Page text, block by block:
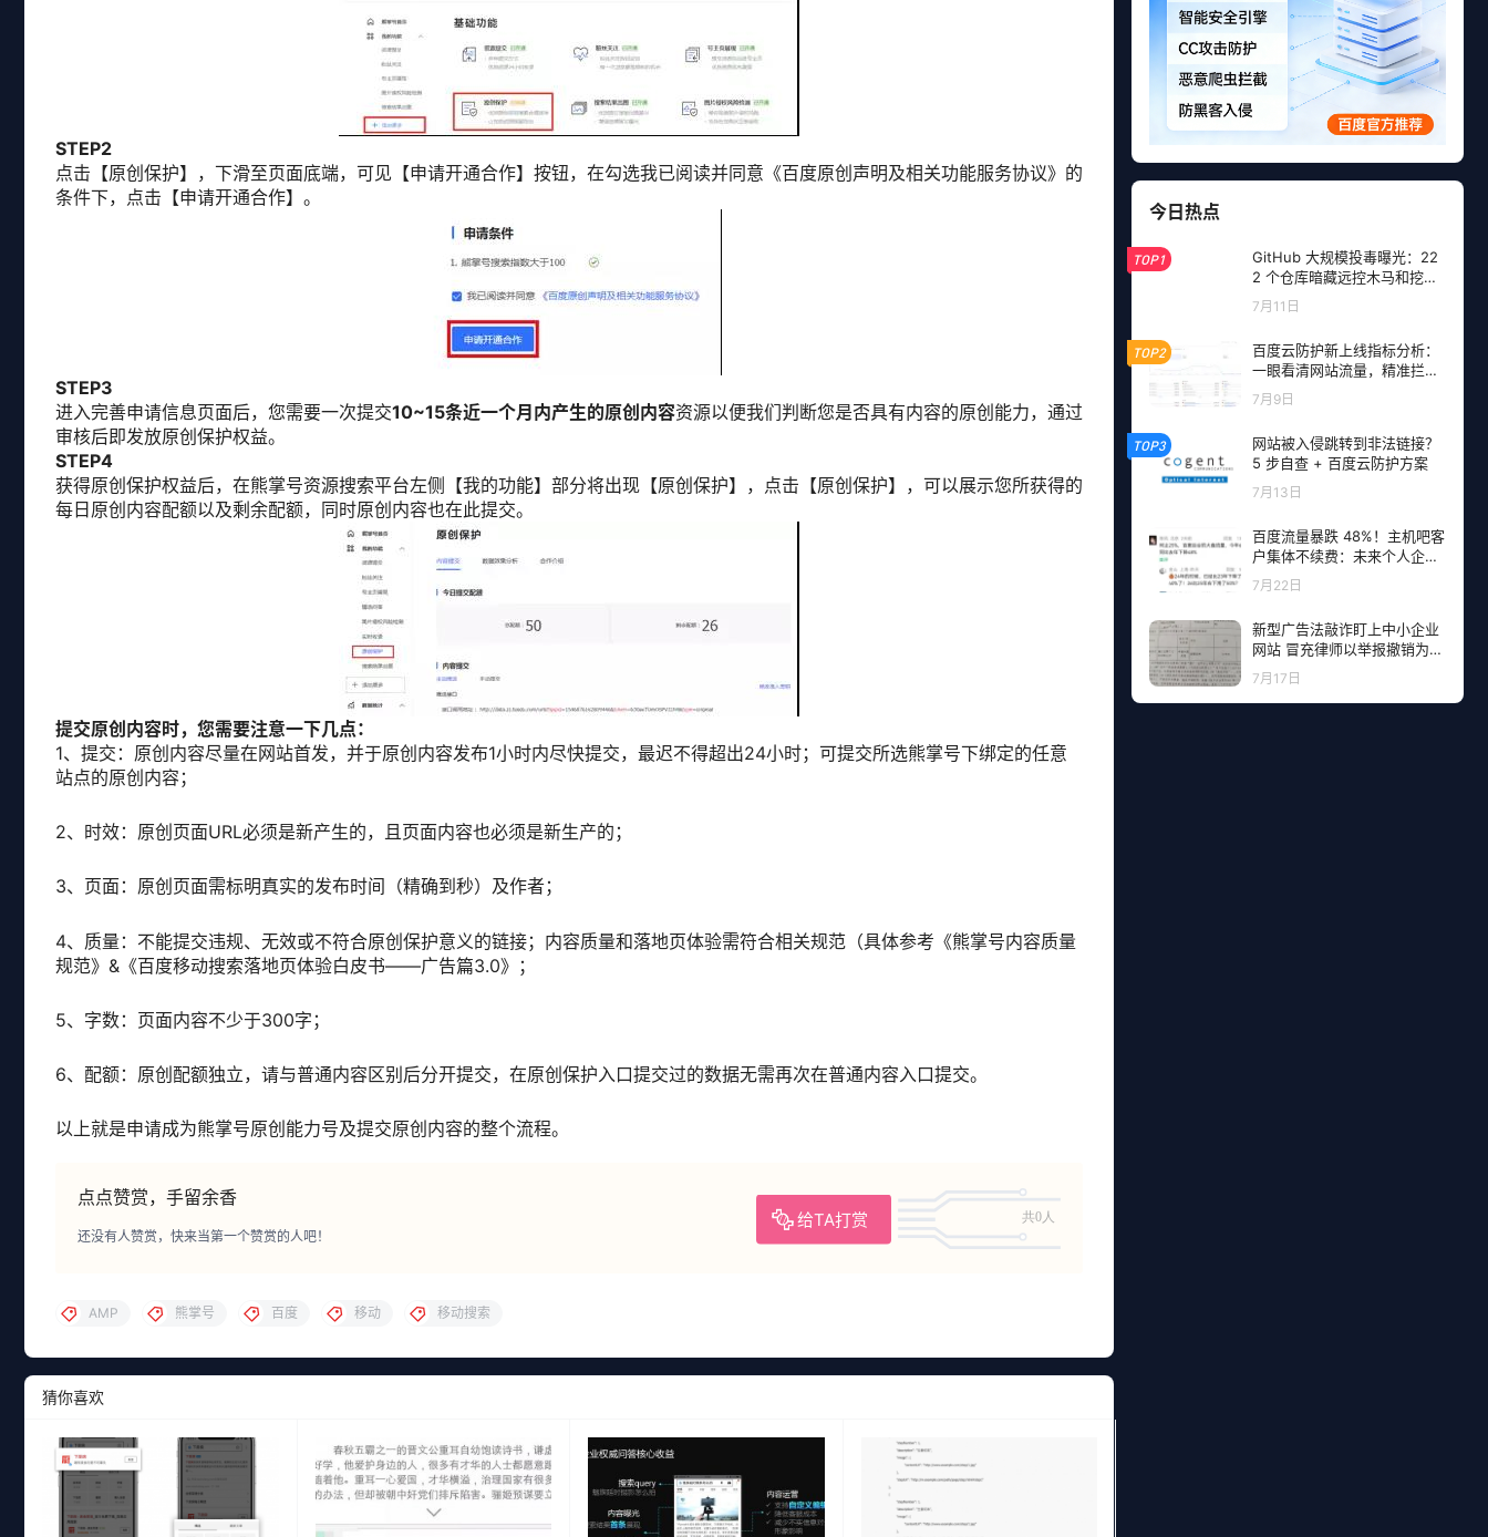
STEP2
点击【原创保护】，下滑至页面底端，可见【申请开通合作】按钮，在勾选我已阅读并同意《百度原创声明及相关功能服务协议》的
条件下，点击【申请开通合作】。
STEP3
进入完善申请信息页面后，您需要一次提交10~15条近一个月内产生的原创内容资源以便我们判断您是否具有内容的原创能力，通过
审核后即发放原创保护权益。
STEP4
获得原创保护权益后，在熊掌号资源搜索平台左侧【我的功能】部分将出现【原创保护】，点击【原创保护】，可以展示您所获得的
每日原创内容配额以及剩余配额，同时原创内容也在此提交。
提交原创内容时，您需要注意一下几点：
1、提交：原创内容尽量在网站首发，并于原创内容发布1小时内尽快提交，最迟不得超出24小时；可提交所选熊掌号下绑定的任意
站点的原创内容；
2、时效：原创页面URL必须是新产生的，且页面内容也必须是新生产的；
3、页面：原创页面需标明真实的发布时间（精确到秒）及作者；
4、质量：不能提交违规、无效或不符合原创保护意义的链接；内容质量和落地页体验需符合相关规范（具体参考《熊掌号内容质量
规范》&《百度移动搜索落地页体验白皮书——广告篇3.0》；
5、字数：页面内容不少于300字；
6、配额：原创配额独立，请与普通内容区别后分开提交，在原创保护入口提交过的数据无需再次在普通内容入口提交。
以上就是申请成为熊掌号原创能力号及提交原创内容的整个流程。
点点赞赏，手留余香
给TA打赏 共0人
还没有人赞赏，快来当第一个赞赏的人吧！
AMP 熊掌号 百度 移动 移动搜索
猜你喜欢
今日热点
TOP1
GitHub 大规模投毒曝光：22
2 个仓库暗藏远控木马和挖矿
程序，开发者成目标
7月11日
TOP2
百度云防护新上线指标分析：
一眼看清网站流量，精准拦截
恶意请求
7月9日
TOP3
网站被入侵跳转到非法链接？
5 步自查 + 百度云防护方案
7月13日
百度流量暴跌 48%！主机吧客
户集体不续费：未来个人企业
网站流量从哪里来？
7月22日
新型广告法敲诈盯上中小企业
网站 冒充律师以举报撤销为由
勒索钱财
7月17日